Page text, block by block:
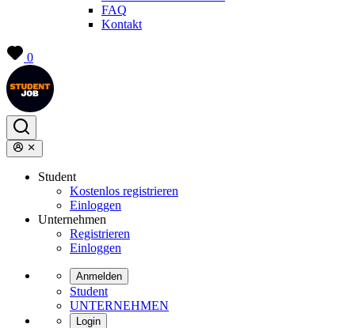
FAQ
Kontakt
0
Student
Kostenlos registrieren
Einloggen
Unternehmen
Registrieren
Einloggen
Anmelden
Student
UNTERNEHMEN
Login